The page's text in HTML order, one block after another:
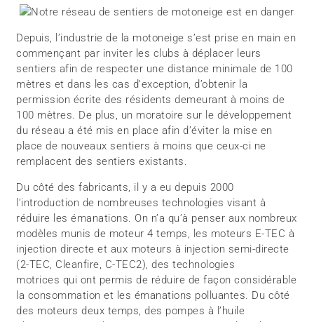
Depuis, l’industrie de la motoneige s’est prise en main en
commençant par inviter les clubs à déplacer leurs
sentiers afin de respecter une distance minimale de 100
mètres et dans les cas d’exception, d’obtenir la
permission écrite des résidents demeurant à moins de
100 mètres. De plus, un moratoire sur le développement
du réseau a été mis en place afin d’éviter la mise en
place de nouveaux sentiers à moins que ceux-ci ne
remplacent des sentiers existants.
Du côté des fabricants, il y a eu depuis 2000
l’introduction de nombreuses technologies visant à
réduire les émanations. On n’a qu’à penser aux nombreux
modèles munis de moteur 4 temps, les moteurs E-TEC à
injection directe et aux moteurs à injection semi-directe
(2-TEC, Cleanfire, C-TEC2), des technologies
motrices qui ont permis de réduire de façon considérable
la consommation et les émanations polluantes. Du côté
des moteurs deux temps, des pompes à l’huile